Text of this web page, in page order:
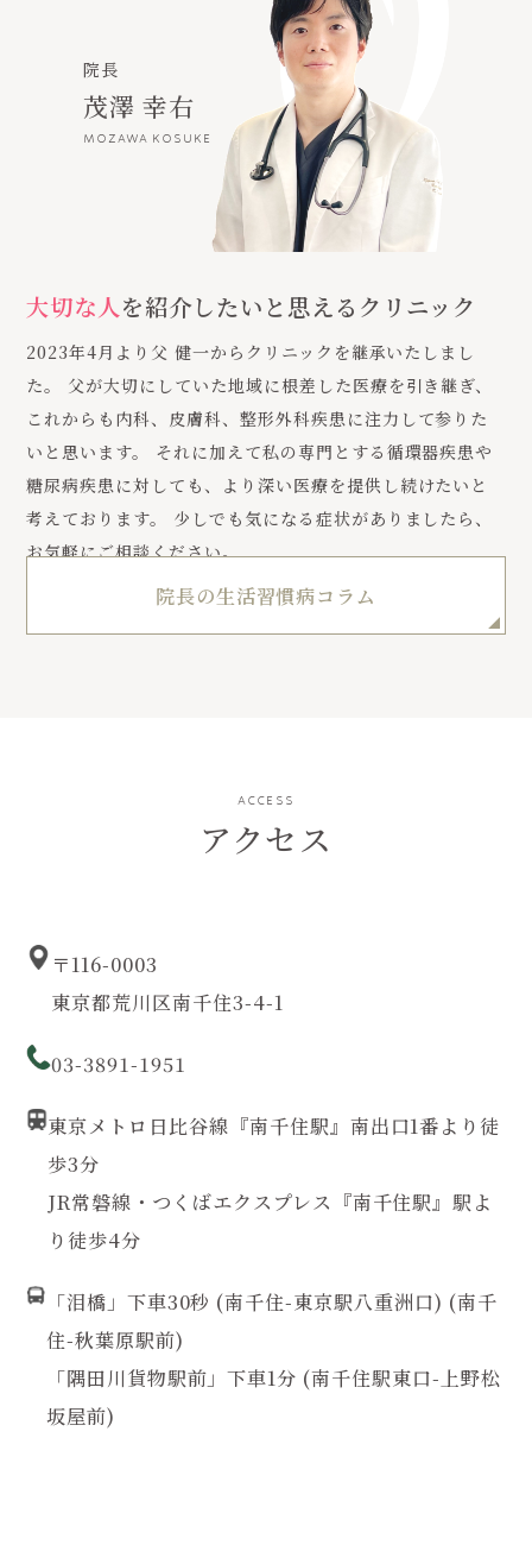
院長
茂澤 幸右
MOZAWA KOSUKE
大切な人を紹介したいと思えるクリニック
2023年4月より父 健一からクリニックを継承いたしまし
た。 父が大切にしていた地域に根差した医療を引き継ぎ、
これからも内科、皮膚科、整形外科疾患に注力して参りた
いと思います。 それに加えて私の専門とする循環器疾患や
糖尿病疾患に対しても、より深い医療を提供し続けたいと
考えております。 少しでも気になる症状がありましたら、
お気軽にご相談ください。
院長の生活習慣病コラム
ACCESS
アクセス
〒116-0003
東京都荒川区南千住3-4-1
03-3891-1951
東京メトロ日比谷線『南千住駅』南出口1番より徒
歩3分
JR常磐線・つくばエクスプレス『南千住駅』駅よ
り徒歩4分
「泪橋」下車30秒 (南千住-東京駅八重洲口) (南千
住-秋葉原駅前)
「隅田川貨物駅前」下車1分 (南千住駅東口-上野松
坂屋前)